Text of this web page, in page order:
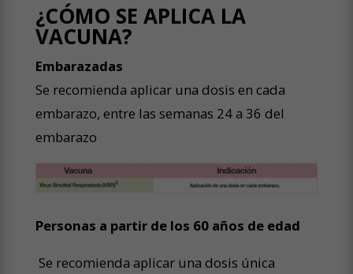
¿CÓMO SE APLICA LA
VACUNA?
Embarazadas
Se recomienda aplicar una dosis en cada
embarazo, entre las semanas 24 a 36 del
embarazo
Personas a partir de los 60 años de edad
Se recomienda aplicar una dosis única